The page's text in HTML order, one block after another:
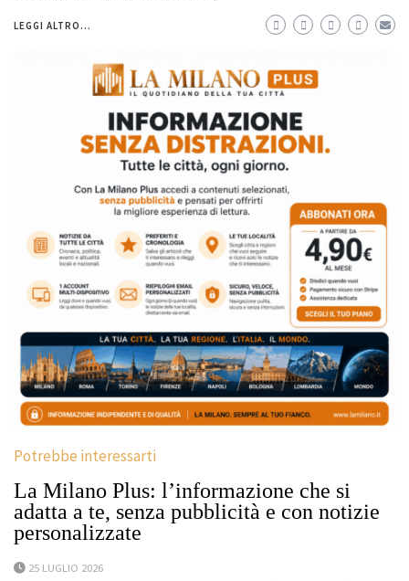
LEGGI ALTRO...
Potrebbe interessarti
La Milano Plus: l’informazione che si
adatta a te, senza pubblicità e con notizie
personalizzate
25 LUGLIO 2026